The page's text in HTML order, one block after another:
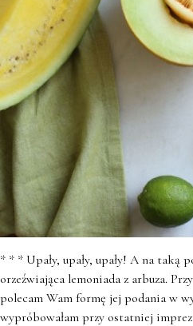
* * * Upały, upały, upały! A na taką
orzeźwiająca lemoniada z arbuza.
polecam Wam formę jej podania w
wypróbowałam przy ostatniej